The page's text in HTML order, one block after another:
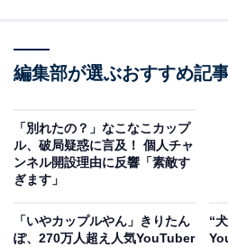
編集部が選ぶおすすめ記
「別れたの？」なこなこカップ
ル、破局疑惑に言及！ 個人チャ
ンネル開設理由に反響「素敵す
ぎます」
「いやカップルやん」きりたん
ぽ、270万人超え人気YouTuber
“